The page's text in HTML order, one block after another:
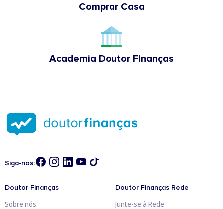
Comprar Casa
Academia Doutor Finanças
Siga-nos:
Doutor Finanças
Sobre nós
Doutor Finanças Rede
Junte-se à Rede